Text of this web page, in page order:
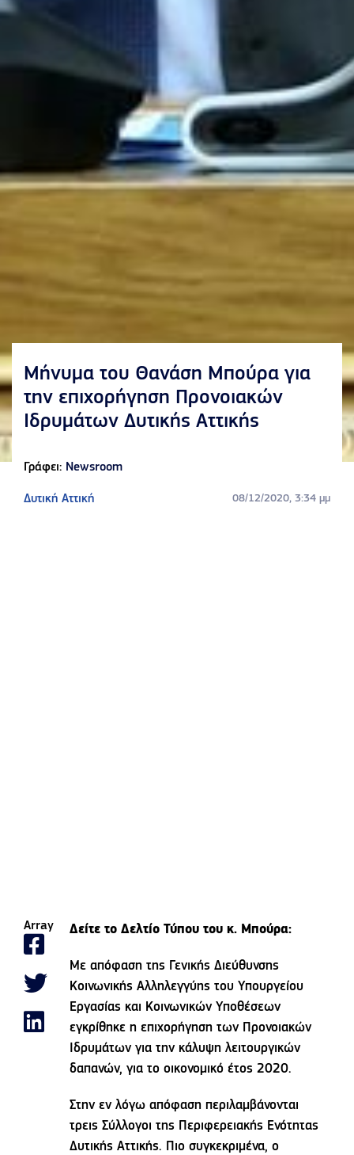
Μήνυμα του Θανάση Μπούρα για
την επιχορήγηση Προνοιακών
Ιδρυμάτων Δυτικής Αττικής
Γράφει: Newsroom
Δυτική Αττική 08/12/2020, 3:34 μμ
Array Δείτε το Δελτίο Τύπου του κ. Μπούρα:
Με απόφαση της Γενικής Διεύθυνσης
Κοινωνικής Αλληλεγγύης του Υπουργείου
Εργασίας και Κοινωνικών Υποθέσεων
εγκρίθηκε η επιχορήγηση των Προνοιακών
Ιδρυμάτων για την κάλυψη λειτουργικών
δαπανών, για το οικονομικό έτος 2020.
Στην εν λόγω απόφαση περιλαμβάνονται
τρεις Σύλλογοι της Περιφερειακής Ενότητας
Δυτικής Αττικής. Πιο συγκεκριμένα, ο